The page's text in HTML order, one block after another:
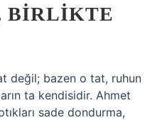
BIRLIKTE
değil; bazen o tat, ruhun
ta kendisidir. Ahmet
sade dondurma,